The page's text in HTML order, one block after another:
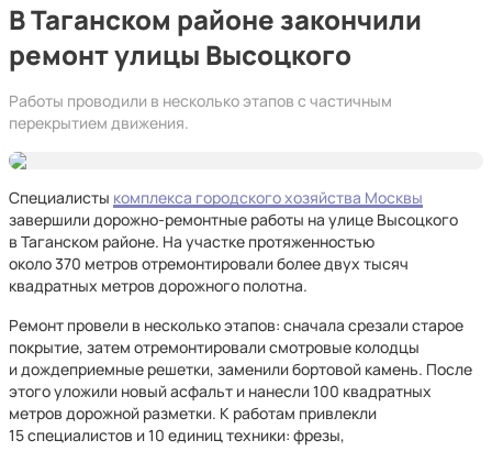
В Таганском районе закончили
ремонт улицы Высоцкого
Работы проводили в несколько этапов с частичным
перекрытием движения.
Специалисты комплекса городского хозяйства Москвы
завершили дорожно-ремонтные работы на улице Высоцкого
в Таганском районе. На участке протяженностью
около 370 метров отремонтировали более двух тысяч
квадратных метров дорожного полотна.
Ремонт провели в несколько этапов: сначала срезали старое
покрытие, затем отремонтировали смотровые колодцы
и дождеприемные решетки, заменили бортовой камень. После
этого уложили новый асфальт и нанесли 100 квадратных
метров дорожной разметки. К работам привлекли
15 специалистов и 10 единиц техники: фрезы,